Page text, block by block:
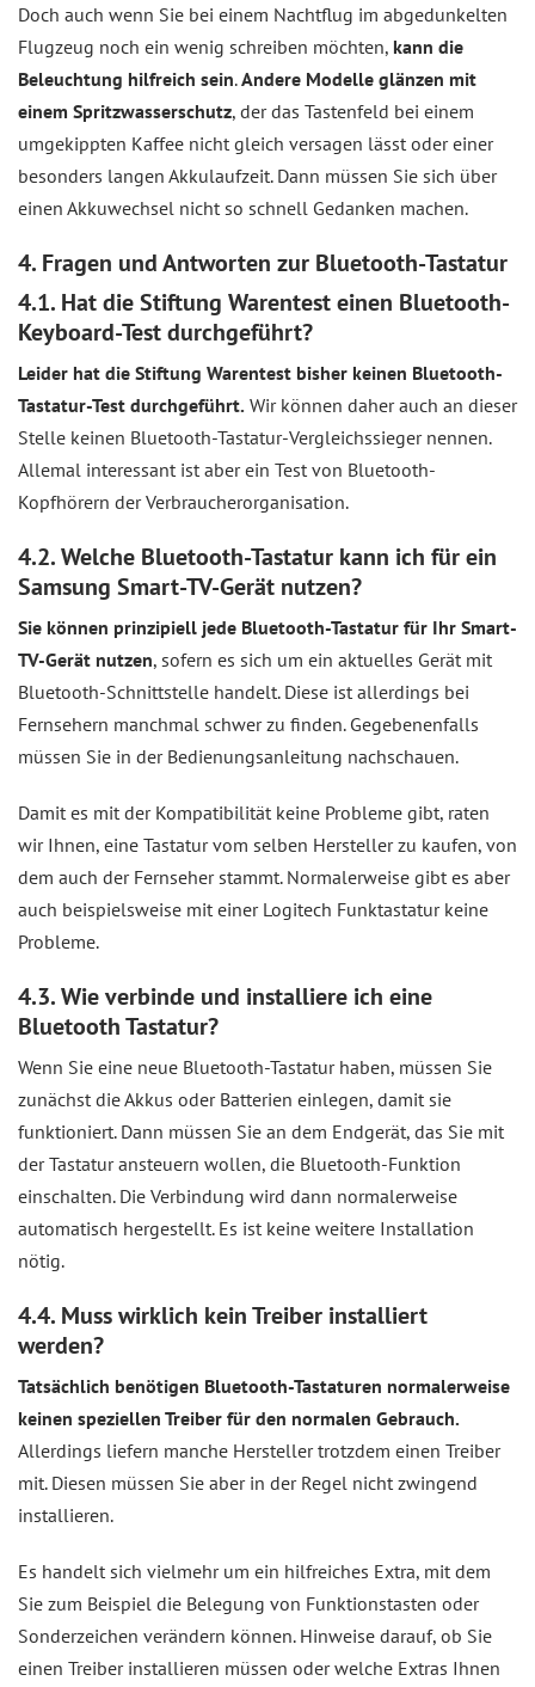
Doch auch wenn Sie bei einem Nachtflug im abgedunkelten
Flugzeug noch ein wenig schreiben möchten, kann die
Beleuchtung hilfreich sein.Andere Modelle glänzen mit
einem Spritzwasserschutz, der das Tastenfeld bei einem
umgekippten Kaffee nicht gleich versagen lässt oder einer
besonders langen Akkulaufzeit. Dann müssen Sie sich über
einen Akkuwechsel nicht so schnell Gedanken machen.
4. Fragen und Antworten zur Bluetooth-Tastatur
4.1. Hat die Stiftung Warentest einen Bluetooth-
Keyboard-Test durchgeführt?
Leider hat die Stiftung Warentest bisher keinen Bluetooth-
Tastatur-Test durchgeführt. Wir können daher auch an dieser
Stelle keinen Bluetooth-Tastatur-Vergleichssieger nennen.
Allemal interessant ist aber ein Test von Bluetooth-
Kopfhörern der Verbraucherorganisation.
4.2. Welche Bluetooth-Tastatur kann ich für ein
Samsung Smart-TV-Gerät nutzen?
Sie können prinzipiell jede Bluetooth-Tastatur für Ihr Smart-
TV-Gerät nutzen, sofern es sich um ein aktuelles Gerät mit
Bluetooth-Schnittstelle handelt. Diese ist allerdings bei
Fernsehern manchmal schwer zu finden. Gegebenenfalls
müssen Sie in der Bedienungsanleitung nachschauen.
Damit es mit der Kompatibilität keine Probleme gibt, raten
wir Ihnen, eine Tastatur vom selben Hersteller zu kaufen, von
dem auch der Fernseher stammt. Normalerweise gibt es aber
auch beispielsweise mit einer Logitech Funktastatur keine
Probleme.
4.3. Wie verbinde und installiere ich eine
Bluetooth Tastatur?
Wenn Sie eine neue Bluetooth-Tastatur haben, müssen Sie
zunächst die Akkus oder Batterien einlegen, damit sie
funktioniert. Dann müssen Sie an dem Endgerät, das Sie mit
der Tastatur ansteuern wollen, die Bluetooth-Funktion
einschalten. Die Verbindung wird dann normalerweise
automatisch hergestellt. Es ist keine weitere Installation
nötig.
4.4. Muss wirklich kein Treiber installiert
werden?
Tatsächlich benötigen Bluetooth-Tastaturen normalerweise
keinen speziellen Treiber für den normalen Gebrauch.
Allerdings liefern manche Hersteller trotzdem einen Treiber
mit. Diesen müssen Sie aber in der Regel nicht zwingend
installieren.
Es handelt sich vielmehr um ein hilfreiches Extra, mit dem
Sie zum Beispiel die Belegung von Funktionstasten oder
Sonderzeichen verändern können. Hinweise darauf, ob Sie
einen Treiber installieren müssen oder welche Extras Ihnen